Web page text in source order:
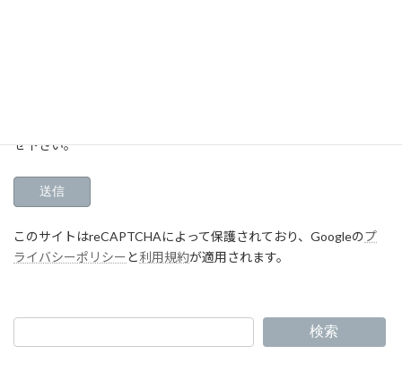
せ下さい。
このサイトはreCAPTCHAによって保護されており、Googleのプ
ライバシーポリシー と利用規約が適用されます。
検索